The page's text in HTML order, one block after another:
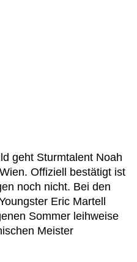
geht Sturmtalent Noah
Offiziell bestätigt ist
noch nicht. Bei den
Eric Martell
Sommer leihweise
Meister